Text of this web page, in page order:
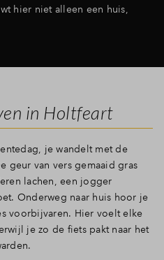
hier niet alleen een huis,
in Holtfeart
je wandelt met de
geur van vers gemaaid gras
lachen, een jogger
Onderweg naar huis hoor je
voorbijvaren. Hier voelt elke
je zo de fiets pakt naar het